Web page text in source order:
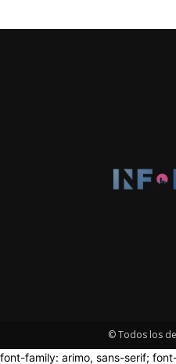
© Todos los
font-family: arimo, sans-serif;